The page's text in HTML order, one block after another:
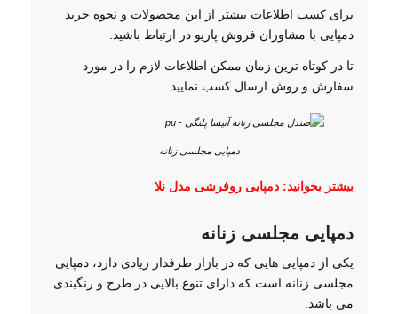
برای کسب اطلاعات بیشتر از این محصولات و نحوه خرید
دمپایی با مشاوران فروش پاریو در ارتباط باشید.
تا در کوتاه ترین زمان ممکن اطلاعات لازم را در مورد
سفارش و روش ارسال کسب نمایید.
دمپایی مجلسی زنانه
بیشتر بخوانید: دمپایی روفرشی مدل نلا
دمپایی مجلسی زنانه
یکی از دمپایی هایی که در بازار طرفدار زیادی دارد، دمپایی
مجلسی زنانه است که دارای تنوع بالایی در طرح و رنگبندی
می باشد.